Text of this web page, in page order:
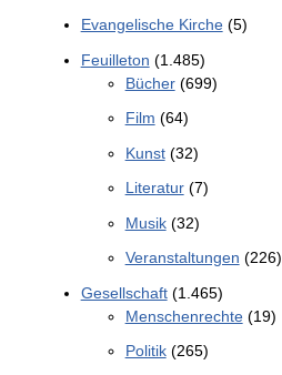
Evangelische Kirche(5)
Feuilleton (1.485)
Bücher(699)
Film (64)
Kunst(32)
Literatur(7)
Musik(32)
Veranstaltungen (226)
Gesellschaft(1.465)
Menschenrechte(19)
Politik(265)